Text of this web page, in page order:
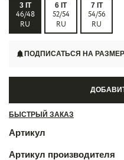
3 IT
46/48
RU
6 IT
52/54
RU
7 IT
54/56
RU
ПОДПИСАТЬСЯ НА РАЗМЕР
БЫСТРЫЙ ЗАКАЗ
Артикул
Артикул производителя